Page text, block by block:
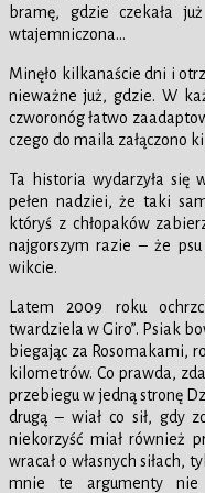
bramę, gdzie czekała
wtajemniczona…
Minęło kilkanaście dni i
nieważne już, gdzie. W
czworonóg łatwo
czego do maila załączono
Ta historia wydarzyła się
pełen nadziei, że taki
któryś z chłopaków
najgorszym razie – że
wikcie.
Latem 2009 roku
twardziela w Giro”. Psiak
biegając za Rosomakami,
kilometrów. Co prawda,
przebiegu w jedną stronę
drugą – wiał co sił, gdy
niekorzyść miał również
wracał o własnych siłach,
mnie te argumenty nie